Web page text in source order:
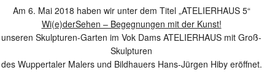
Am 6. Mai 2018 haben wir unter dem Titel „ATELIERHAUS 5“
Wi(e)derSehen – Begegnungen mit der Kunst!
unseren Skulpturen-Garten im Vok Dams ATELIERHAUS mit Groß-
Skulpturen
des Wuppertaler Malers und Bildhauers Hans-Jürgen Hiby eröffnet.